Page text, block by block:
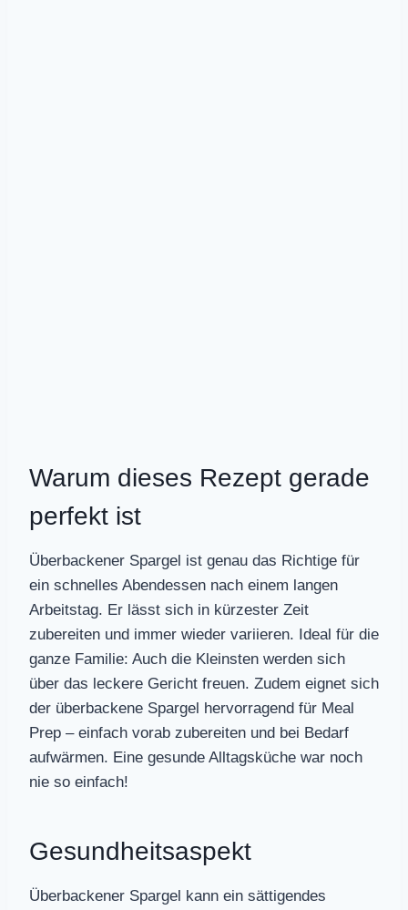
Warum dieses Rezept gerade
perfekt ist
Überbackener Spargel ist genau das Richtige für
ein schnelles Abendessen nach einem langen
Arbeitstag. Er lässt sich in kürzester Zeit
zubereiten und immer wieder variieren. Ideal für die
ganze Familie: Auch die Kleinsten werden sich
über das leckere Gericht freuen. Zudem eignet sich
der überbackene Spargel hervorragend für Meal
Prep – einfach vorab zubereiten und bei Bedarf
aufwärmen. Eine gesunde Alltagsküche war noch
nie so einfach!
Gesundheitsaspekt
Überbackener Spargel kann ein sättigendes